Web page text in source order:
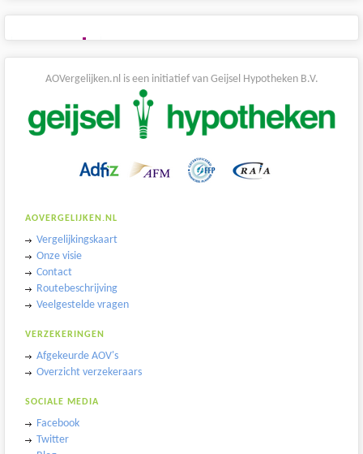
AOVergelijken.nl is een initiatief van Geijsel Hypotheken B.V.
AOVERGELIJKEN.NL
Vergelijkingskaart
Onze visie
Contact
Routebeschrijving
Veelgestelde vragen
VERZEKERINGEN
Afgekeurde AOV's
Overzicht verzekeraars
SOCIALE MEDIA
Facebook
Twitter